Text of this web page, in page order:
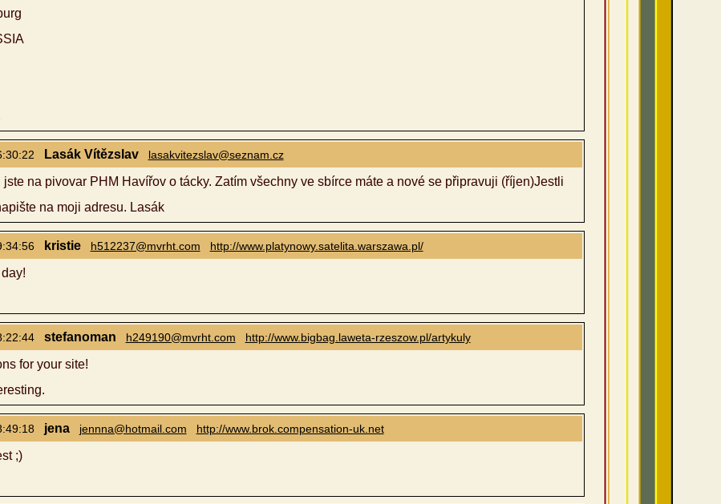
Lasák Vítězslav lasakvitezslav@seznam.cz
na pivovar PHM Havířov o tácky. Zatím všechny ve sbírce máte a nové se připravuji (říjen)Jestli
na moji adresu. Lasák
kristie h512237@mvrht.com http://www.platynowy.satelita.warszawa.pl/
stefanoman h249190@mvrht.com http://www.bigbag.laweta-rzeszow.pl/artykuly
for your site!
jena jennna@hotmail.com http://www.brok.compensation-uk.net
;)